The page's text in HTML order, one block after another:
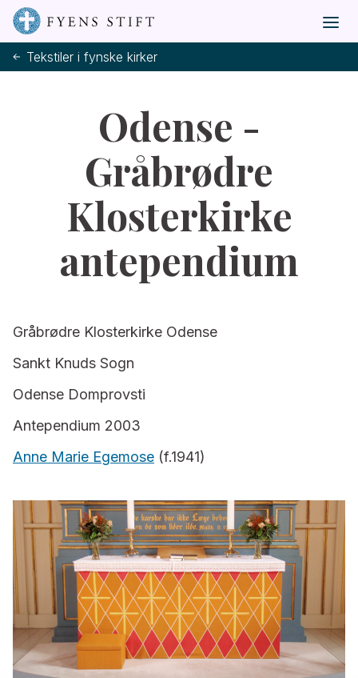
Tekstiler i fynske kirker
Odense -
Gråbrødre
Klosterkirke
antependium
Gråbrødre Klosterkirke Odense
Sankt Knuds Sogn
Odense Domprovsti
Antependium 2003
Anne Marie Egemose (f.1941)